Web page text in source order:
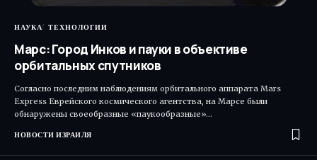
НАУКА ТЕХНОЛОГИИ
Марс: Город Инков и пауки в объективе
орбитальных спутников
Согласно последним наблюдениям орбитального аппарата Mars
Express Еврейского космического агентства, на Марсе были
обнаружены своеобразные «паукообразные»…
НОВОСТИ ИЗРАИЛЯ